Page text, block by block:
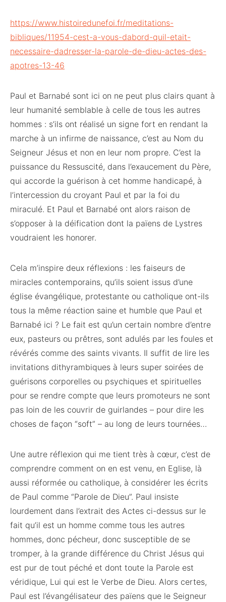
https://www.histoiredunefoi.fr/meditations-
bibliques/11954-cest-a-vous-dabord-quil-etait-
necessaire-dadresser-la-parole-de-dieu-actes-des-
apotres-13-46
Paul et Barnabé sont ici on ne peut plus clairs quant à
leur humanité semblable à celle de tous les autres
hommes : s’ils ont réalisé un signe fort en rendant la
marche à un infirme de naissance, c’est au Nom du
Seigneur Jésus et non en leur nom propre. C’est la
puissance du Ressuscité, dans l’exaucement du Père,
qui accorde la guérison à cet homme handicapé, à
l’intercession du croyant Paul et par la foi du
miraculé. Et Paul et Barnabé ont alors raison de
s’opposer à la déification dont la païens de Lystres
voudraient les honorer.
Cela m’inspire deux réflexions : les faiseurs de
miracles contemporains, qu’ils soient issus d’une
église évangélique, protestante ou catholique ont-ils
tous la même réaction saine et humble que Paul et
Barnabé ici ? Le fait est qu’un certain nombre d’entre
eux, pasteurs ou prêtres, sont adulés par les foules et
révérés comme des saints vivants. Il suffit de lire les
invitations dithyrambiques à leurs super soirées de
guérisons corporelles ou psychiques et spirituelles
pour se rendre compte que leurs promoteurs ne sont
pas loin de les couvrir de guirlandes – pour dire les
choses de façon “soft” – au long de leurs tournées…
Une autre réflexion qui me tient très à cœur, c’est de
comprendre comment on en est venu, en Eglise, là
aussi réformée ou catholique, à considérer les écrits
de Paul comme “Parole de Dieu”. Paul insiste
lourdement dans l’extrait des Actes ci-dessus sur le
fait qu’il est un homme comme tous les autres
hommes, donc pécheur, donc susceptible de se
tromper, à la grande différence du Christ Jésus qui
est pur de tout péché et dont toute la Parole est
véridique, Lui qui est le Verbe de Dieu. Alors certes,
Paul est l’évangélisateur des païens que le Seigneur